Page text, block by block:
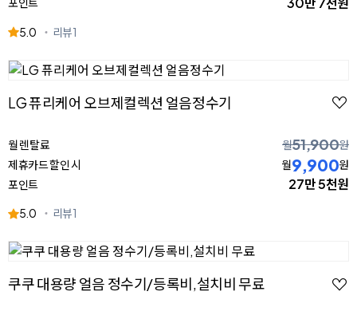
5.0 리뷰1
LG 퓨리케어 오브제컬렉션 얼음정수기
월 렌탈료 월51,900원
제휴카드 할인 시
월9,900원
포인트
27만 5천원
5.0 리뷰1
쿠쿠 대용량 얼음 정수기/등록비,설치비 무료